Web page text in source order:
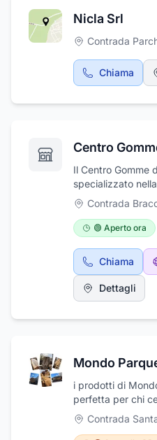
Nicla Srl
Contrada
Chiama
Il Centro Gomme
specializzato
di pneumatici per
gommista di
Calabria, propone
pneumatici per
per macchine
pneumatici
personale
sempre a
soddisfarne ogni
Contrada
🟢 Aperto ora
Chiama
Dettagli
Mondo
i prodotti di
perfetta per chi
per ravvivare
trent'anni di
Contrada